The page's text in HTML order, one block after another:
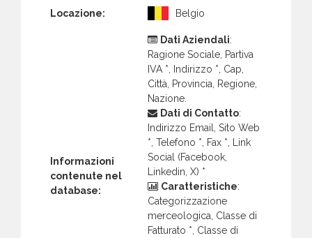
Locazione: Belgio
Informazioni
contenute nel
database:
Dati Aziendali:
Ragione Sociale, Partiva
IVA *, Indirizzo *, Cap,
Città, Provincia, Regione,
Nazione.
Dati di Contatto:
Indirizzo Email, Sito Web
*, Telefono *, Fax *, Link
Social (Facebook,
Linkedin, X) *
Caratteristiche:
Categorizzazione
merceologica, Classe di
Fatturato *, Classe di